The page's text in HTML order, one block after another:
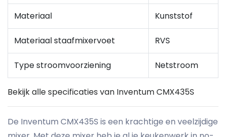
Materiaal Kunststof
Materiaal staafmixervoet RVS
Type stroomvoorziening Netstroom
Bekijk alle specificaties van Inventum CMX435S
De Inventum CMX435S is een krachtige en veelzijdige